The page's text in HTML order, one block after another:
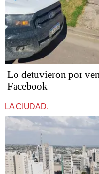
Lo detuvieron por
Facebook
LA CIUDAD.